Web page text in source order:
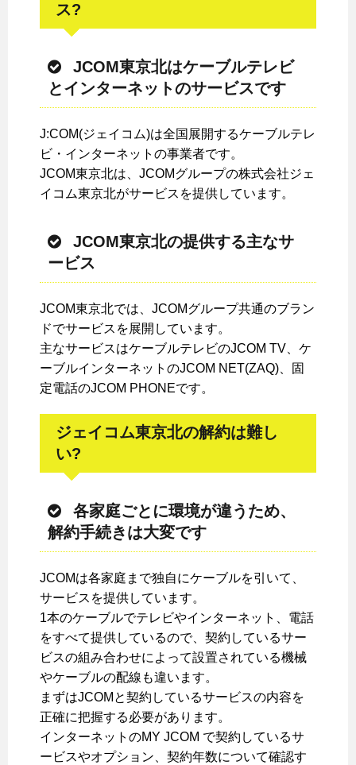
ス?
JCOM東京北はケーブルテレビ
とインターネットのサービスです
J:COM(ジェイコム)は全国展開するケーブルテレ
ビ・インターネットの事業者です。
JCOM東京北は、JCOMグループの株式会社ジェ
イコム東京北がサービスを提供しています。
JCOM東京北の提供する主なサ
ービス
JCOM東京北では、JCOMグループ共通のブラン
ドでサービスを展開しています。
主なサービスはケーブルテレビのJCOM TV、ケ
ーブルインターネットのJCOM NET(ZAQ)、固
定電話のJCOM PHONEです。
ジェイコム東京北の解約は難し
い?
各家庭ごとに環境が違うため、
解約手続きは大変です
JCOMは各家庭まで独自にケーブルを引いて、
サービスを提供しています。
1本のケーブルでテレビやインターネット、電話
をすべて提供しているので、契約しているサー
ビスの組み合わせによって設置されている機械
やケーブルの配線も違います。
まずはJCOMと契約しているサービスの内容を
正確に把握する必要があります。
インターネットのMY JCOM で契約しているサ
ービスやオプション、契約年数について確認す